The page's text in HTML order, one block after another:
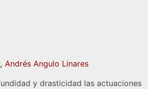
Andrés Angulo Linares
y drasticidad las actuaciones